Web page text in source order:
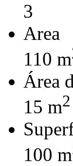
3
Area
110 m
Área
15 m2
100 m